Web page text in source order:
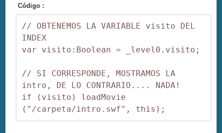
Código :
// OBTENEMOS LA VARIABLE visito DEL
INDEX
var visito:Boolean = _level0.visito;
// SI CORRESPONDE, MOSTRAMOS LA
intro, DE LO CONTRARIO.... NADA!
if (visito) loadMovie
("/carpeta/intro.swf", this);